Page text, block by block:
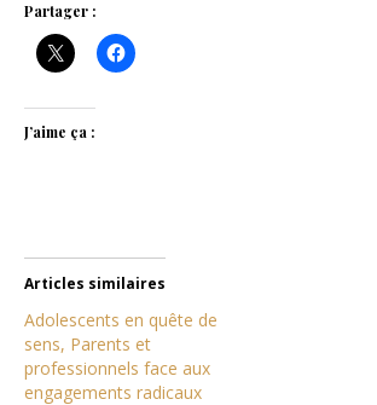
Partager :
J’aime ça :
Articles similaires
Adolescents en quête de
sens, Parents et
professionnels face aux
engagements radicaux